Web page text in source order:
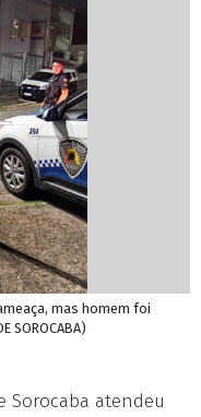
mas homem foi
SOROCABA)
Sorocaba atendeu